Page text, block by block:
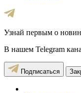
Узнай первым о
В нашем Telegram
Подписаться